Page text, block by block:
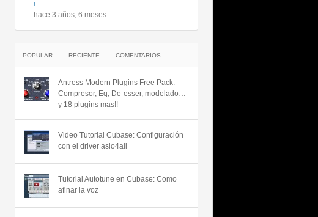
!
hace 3 años, 6 meses
POPULAR RECIENTE COMENTARIOS
Antress Modern Plugins Free Pack:
Compresor, Eq, De-esser, modelado…
y 18 plugins mas!!
Video Tutorial Cubase: Configuración
con el driver asio4all
Tutorial Autotune en Cubase: Como
afinar la voz